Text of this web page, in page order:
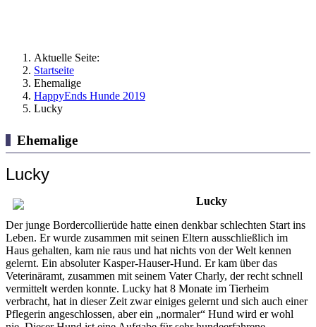
Aktuelle Seite:
Startseite
Ehemalige
HappyEnds Hunde 2019
Lucky
Ehemalige
Lucky
Lucky
Der junge Bordercollierüde hatte einen denkbar schlechten Start ins
Leben. Er wurde zusammen mit seinen Eltern ausschließlich im
Haus gehalten, kam nie raus und hat nichts von der Welt kennen
gelernt. Ein absoluter Kasper-Hauser-Hund. Er kam über das
Veterinäramt, zusammen mit seinem Vater Charly, der recht schnell
vermittelt werden konnte. Lucky hat 8 Monate im Tierheim
verbracht, hat in dieser Zeit zwar einiges gelernt und sich auch einer
Pflegerin angeschlossen, aber ein „normaler“ Hund wird er wohl